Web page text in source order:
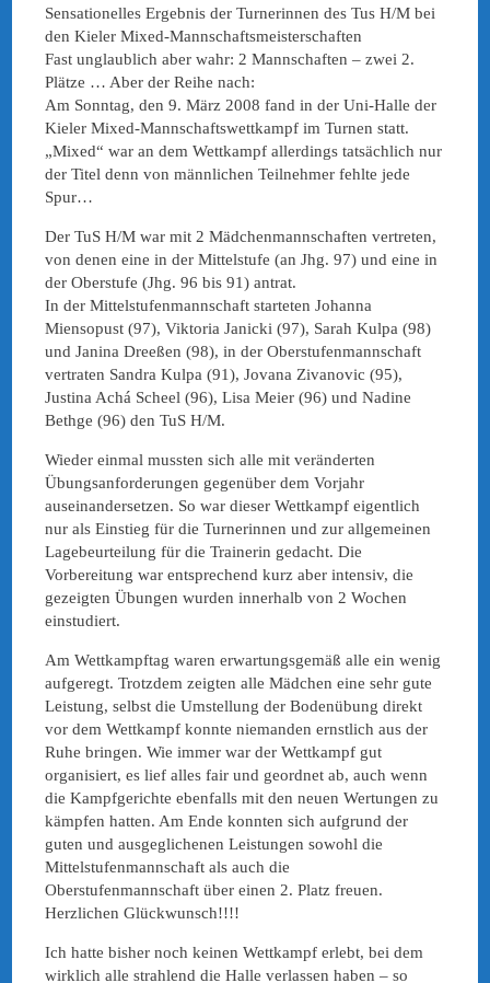
Sensationelles Ergebnis der Turnerinnen des Tus H/M bei
den Kieler Mixed-Mannschaftsmeisterschaften
Fast unglaublich aber wahr: 2 Mannschaften – zwei 2.
Plätze … Aber der Reihe nach:
Am Sonntag, den 9. März 2008 fand in der Uni-Halle der
Kieler Mixed-Mannschaftswettkampf im Turnen statt.
„Mixed“ war an dem Wettkampf allerdings tatsächlich nur
der Titel denn von männlichen Teilnehmer fehlte jede
Spur…
Der TuS H/M war mit 2 Mädchenmannschaften vertreten,
von denen eine in der Mittelstufe (an Jhg. 97) und eine in
der Oberstufe (Jhg. 96 bis 91) antrat.
In der Mittelstufenmannschaft starteten Johanna
Miensopust (97), Viktoria Janicki (97), Sarah Kulpa (98)
und Janina Dreeßen (98), in der Oberstufenmannschaft
vertraten Sandra Kulpa (91), Jovana Zivanovic (95),
Justina Achá Scheel (96), Lisa Meier (96) und Nadine
Bethge (96) den TuS H/M.
Wieder einmal mussten sich alle mit veränderten
Übungsanforderungen gegenüber dem Vorjahr
auseinandersetzen. So war dieser Wettkampf eigentlich
nur als Einstieg für die Turnerinnen und zur allgemeinen
Lagebeurteilung für die Trainerin gedacht. Die
Vorbereitung war entsprechend kurz aber intensiv, die
gezeigten Übungen wurden innerhalb von 2 Wochen
einstudiert.
Am Wettkampftag waren erwartungsgemäß alle ein wenig
aufgeregt. Trotzdem zeigten alle Mädchen eine sehr gute
Leistung, selbst die Umstellung der Bodenübung direkt
vor dem Wettkampf konnte niemanden ernstlich aus der
Ruhe bringen. Wie immer war der Wettkampf gut
organisiert, es lief alles fair und geordnet ab, auch wenn
die Kampfgerichte ebenfalls mit den neuen Wertungen zu
kämpfen hatten. Am Ende konnten sich aufgrund der
guten und ausgeglichenen Leistungen sowohl die
Mittelstufenmannschaft als auch die
Oberstufenmannschaft über einen 2. Platz freuen.
Herzlichen Glückwunsch!!!!
Ich hatte bisher noch keinen Wettkampf erlebt, bei dem
wirklich alle strahlend die Halle verlassen haben – so